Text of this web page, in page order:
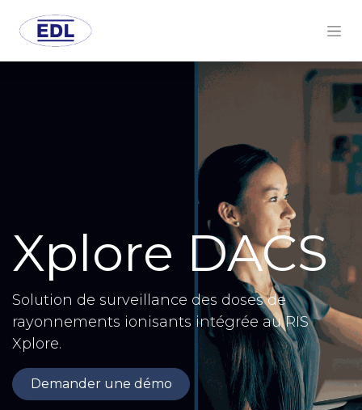
Xplore DACS
Solution de surveillance des doses de
rayonnements ionisants intégrée au RIS
Xplore.
Demander une démo